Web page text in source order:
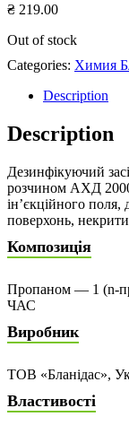
₴ 219.00
Out of stock
Categories: Химия
Description
Description
Дезинфікуючий
розчином АХД 2000,
ін’єкційного
поверхонь,
Композиція
Пропаном — 1 (n-
ЧАС
Виробник
ТОВ «Бланідас»,
Властивості